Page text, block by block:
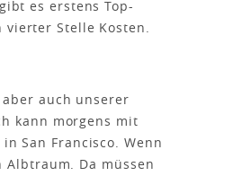
es erstens Top-
Stelle Kosten.
auch unserer
kann morgens mit
San Francisco. Wenn
Da müssen